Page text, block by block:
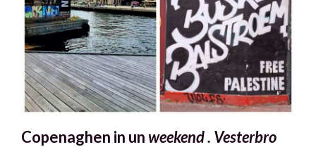
Copenaghen in un weekend . Vesterbro